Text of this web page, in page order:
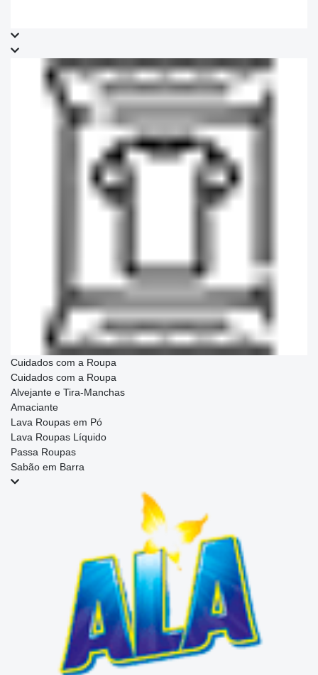
Cuidados com a Roupa
Cuidados com a Roupa
Alvejante e Tira-Manchas
Amaciante
Lava Roupas em Pó
Lava Roupas Líquido
Passa Roupas
Sabão em Barra